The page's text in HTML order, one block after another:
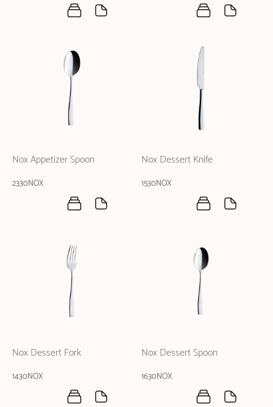
Nox Appetizer Spoon
2330NOX
Nox Dessert Knife
1530NOX
Nox Dessert Fork
1430NOX
Nox Dessert Spoon
1630NOX